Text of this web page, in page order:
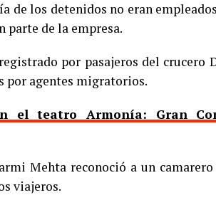
de los detenidos no eran
de la empresa.
por pasajeros del crucero
por agentes migratorios.
el teatro Armonía: Gran
Mehta reconoció a un
viajeros.